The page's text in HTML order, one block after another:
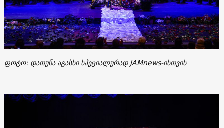
ფოტო: დათუნა აგასსი სპეციალურად JAMnews-ისთვის